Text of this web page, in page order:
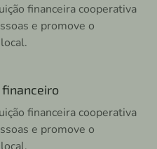
financeira cooperativa
e promove o
financeira cooperativa
e promove o